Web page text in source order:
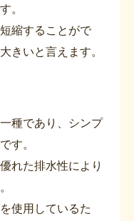
。
縮することがで
きいと言えます。
種であり、シンプ
す。
れた排水性により
使用しているた